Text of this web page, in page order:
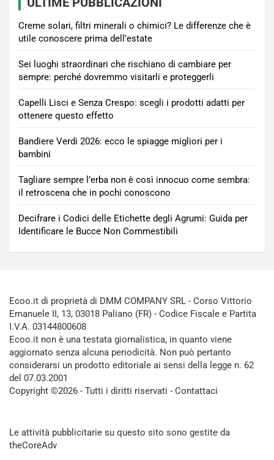
Creme solari, filtri minerali o chimici? Le differenze che è
utile conoscere prima dell’estate
Sei luoghi straordinari che rischiano di cambiare per
sempre: perché dovremmo visitarli e proteggerli
Capelli Lisci e Senza Crespo: scegli i prodotti adatti per
ottenere questo effetto
Bandiere Verdi 2026: ecco le spiagge migliori per i
bambini
Tagliare sempre l’erba non è così innocuo come sembra:
il retroscena che in pochi conoscono
Decifrare i Codici delle Etichette degli Agrumi: Guida per
Identificare le Bucce Non Commestibili
Ecoo.it di proprietà di DMM COMPANY SRL - Corso Vittorio
Emanuele II, 13, 03018 Paliano (FR) - Codice Fiscale e Partita
I.V.A. 03144800608
Ecoo.it non è una testata giornalistica, in quanto viene
aggiornato senza alcuna periodicità. Non può pertanto
considerarsi un prodotto editoriale ai sensi della legge n. 62
del 07.03.2001
Copyright ©2026 - Tutti i diritti riservati - Contattaci
Le attività pubblicitarie su questo sito sono gestite da
theCoreAdv